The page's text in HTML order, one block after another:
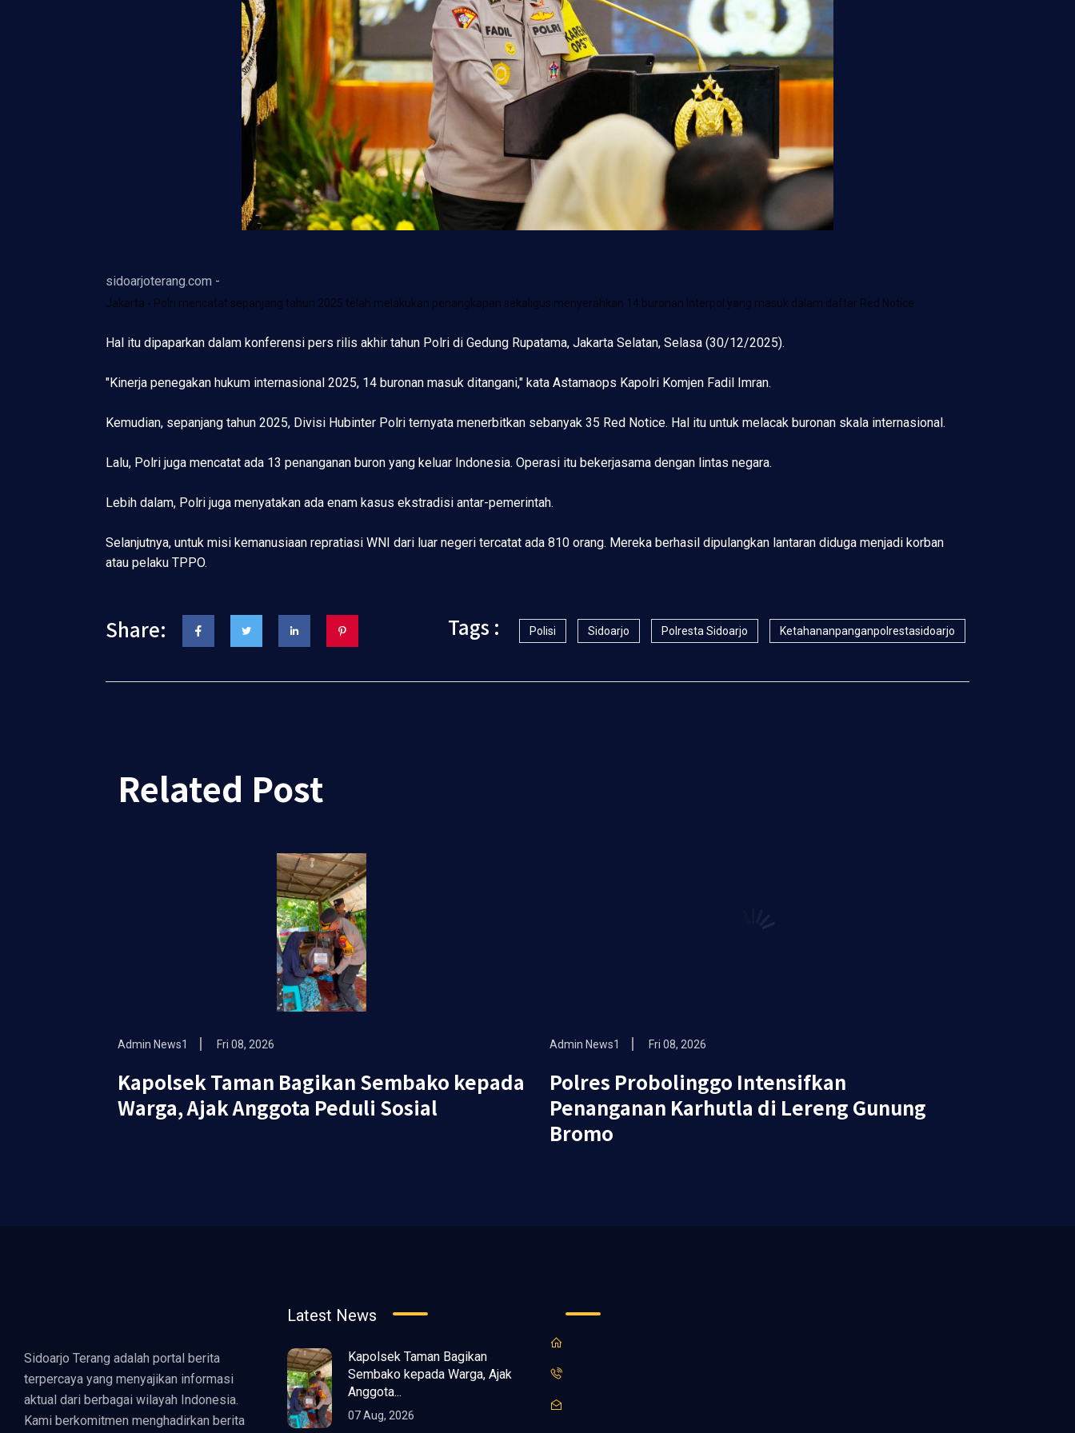
sidoarjoterang.com -
Jakarta - Polri mencatat sepanjang tahun 2025 telah melakukan penangkapan sekaligus menyerahkan 14 buronan Interpol yang masuk dalam daftar Red Notice.
Hal itu dipaparkan dalam konferensi pers rilis akhir tahun Polri di Gedung Rupatama, Jakarta Selatan, Selasa (30/12/2025).
"Kinerja penegakan hukum internasional 2025, 14 buronan masuk ditangani," kata Astamaops Kapolri Komjen Fadil Imran.
Kemudian, sepanjang tahun 2025, Divisi Hubinter Polri ternyata menerbitkan sebanyak 35 Red Notice. Hal itu untuk melacak buronan skala internasional.
Lalu, Polri juga mencatat ada 13 penanganan buron yang keluar Indonesia. Operasi itu bekerjasama dengan lintas negara.
Lebih dalam, Polri juga menyatakan ada enam kasus ekstradisi antar-pemerintah.
Selanjutnya, untuk misi kemanusiaan repratiasi WNI dari luar negeri tercatat ada 810 orang. Mereka berhasil dipulangkan lantaran diduga menjadi korban
atau pelaku TPPO.
Share: Tags : Polisi Sidoarjo Polresta Sidoarjo Ketahananpanganpolrestasidoarjo
Related Post
Admin News1 Fri 08, 2026
Kapolsek Taman Bagikan Sembako kepada
Warga, Ajak Anggota Peduli Sosial
Admin News1 Fri 08, 2026
Polres Probolinggo Intensifkan
Penanganan Karhutla di Lereng Gunung
Bromo
Sidoarjo Terang adalah portal berita
terpercaya yang menyajikan informasi
aktual dari berbagai wilayah Indonesia.
Kami berkomitmen menghadirkan berita
Latest News
Kapolsek Taman Bagikan
Sembako kepada Warga, Ajak
Anggota...
07 Aug, 2026